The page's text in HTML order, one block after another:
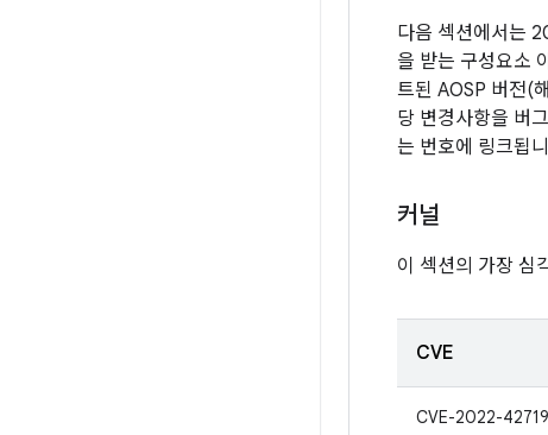
다음 섹션에서는
을 받는 구성요소
트된 AOSP 버전(
당 변경사항을 버
는 번호에 링크됩
커널
이 섹션의 가장 심
CVE
CVE-2022-42719